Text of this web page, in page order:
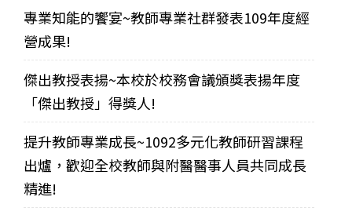
專業知能的饗宴~教師專業社群發表109年度經
營成果!
傑出教授表揚~本校於校務會議頒獎表揚年度
「傑出教授」得獎人!
提升教師專業成長~1092多元化教師研習課程
出爐，歡迎全校教師與附醫醫事人員共同成長
精進!